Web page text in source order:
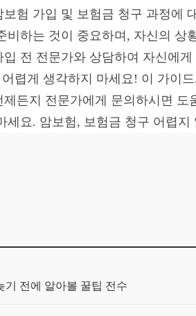
험 가입 및 보험금 청구 과정에
비하는 것이 중요하며, 자신의 상
전 전문가와 상담하여 자신에
렵게 생각하지 마세요! 이 가이
든지 전문가에게 문의하시면
세요. 암보험, 보험금 청구 어렵지
기 전에 알아볼 꿀팁 전수